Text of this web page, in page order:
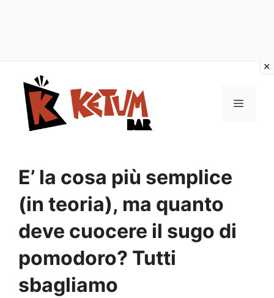
contenuto
Menu
E’ la cosa più semplice
(in teoria), ma quanto
deve cuocere il sugo di
pomodoro? Tutti
sbagliamo